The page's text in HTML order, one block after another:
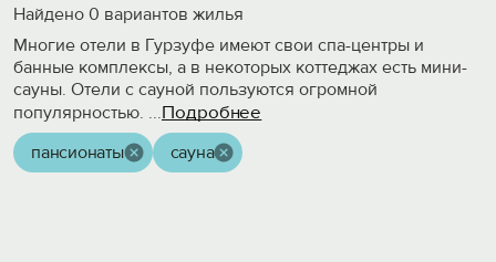
Найдено 0 вариантов жилья
Многие отели в Гурзуфе имеют свои спа-центры и
банные комплексы, а в некоторых коттеджах есть мини-
сауны. Отели с сауной пользуются огромной
популярностью. ...Подробнее
пансионаты сауна